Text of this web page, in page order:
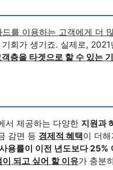
드를 이용하는 고객에게 더
회가 생기죠. 실제로, 2021
객층을 타겟으로 할 수 있는
서 제공하는 다양한 지원과
감면 등 경제적 혜택이 더
용률이 이전 년도보다 25%
되고 싶어 할 이유가 충분